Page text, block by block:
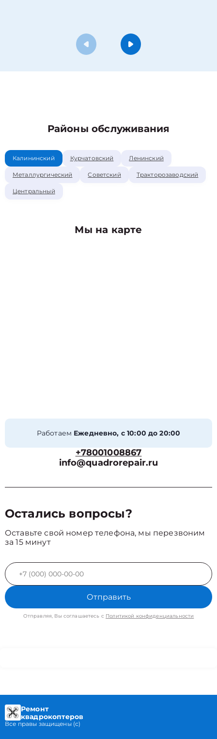
Районы обслуживания
Калининский Курчатовский Ленинский
Металлургический Советский Тракторозаводский
Центральный
Мы на карте
Работаем Ежедневно, с 10:00 до 20:00
+78001008867
info@quadrorepair.ru
Остались вопросы?
Оставьте свой номер телефона, мы перезвоним
за 15 минут
Отправить
Отправляя, Вы соглашаетесь с Политикой конфиденциальности
Ремонт
квадрокоптеров
Все правы защищены (с)